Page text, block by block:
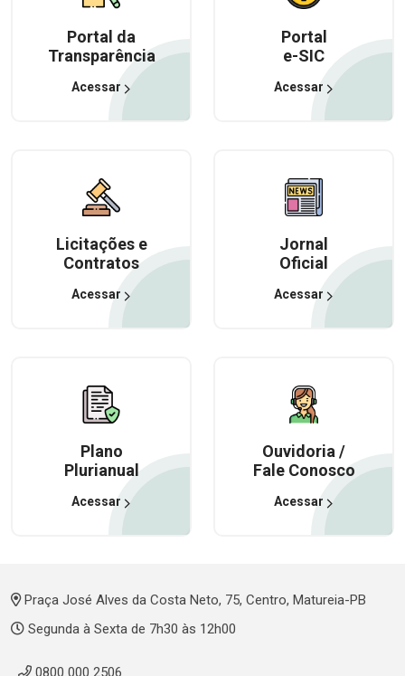
Portal da
Transparência
Acessar
Portal
e-SIC
Acessar
Licitações e
Contratos
Acessar
Jornal
Oficial
Acessar
Plano
Plurianual
Acessar
Ouvidoria /
Fale Conosco
Acessar
Praça José Alves da Costa Neto, 75, Centro, Matureia-PB
Segunda à Sexta de 7h30 às 12h00
0800 000 2506